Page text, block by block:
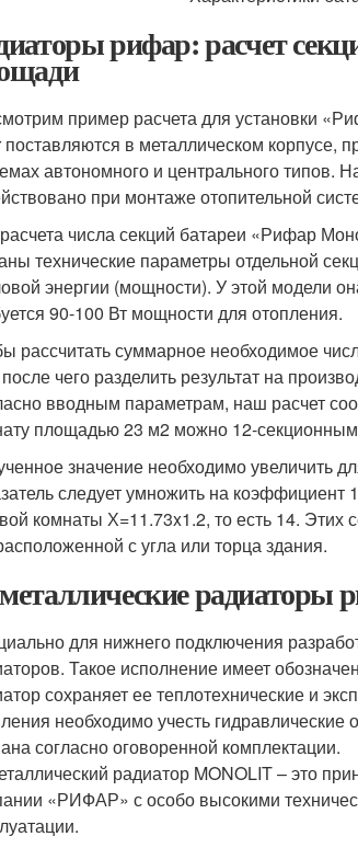
рифар: расчет
пример расчета для установки
поставляются в металлическом
автономного и центрального типов.
при монтаже отопительной
числа секций батареи «Рифар
технические параметры отдельной
энергии (мощности). У этой модели
90-100 Вт мощности для отопления.
рассчитать суммарное необходимое
чего разделить результат на
вводным параметрам, наш расчет
площадью 23 м2 можно 12-
значение необходимо увеличить
следует умножить на
комнаты Х=11.73x1.2, то есть 14.
с угла или торца здания.
для нижнего подключения
Такое исполнение имеет
сохраняет ее теплотехнические и
необходимо учесть гидравлические
согласно оговоренной комплектации.
радиатор MONOLIT – это
«РИФАР» с особо высокими